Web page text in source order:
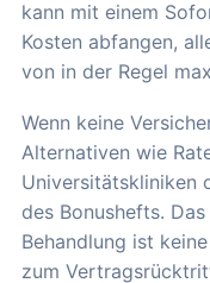
kann mit einem
Kosten abfangen,
von in der Regel
Wenn keine
Alternativen wie
Universitätskliniken
des Bonushefts.
Behandlung ist
zum